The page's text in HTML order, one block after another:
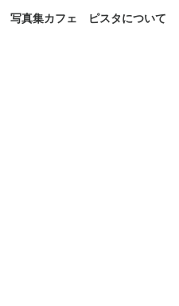
写真集カフェ ピスタについて